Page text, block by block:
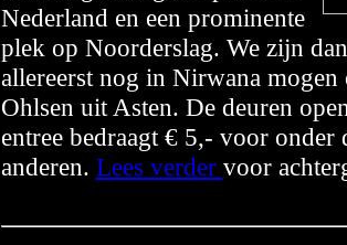
Nederland en een prominente
plek op Noorderslag. We zijn
allereerst nog in Nirwana
Ohlsen uit Asten. De deuren
entree bedraagt € 5,- voor
anderen. Lees verder voor